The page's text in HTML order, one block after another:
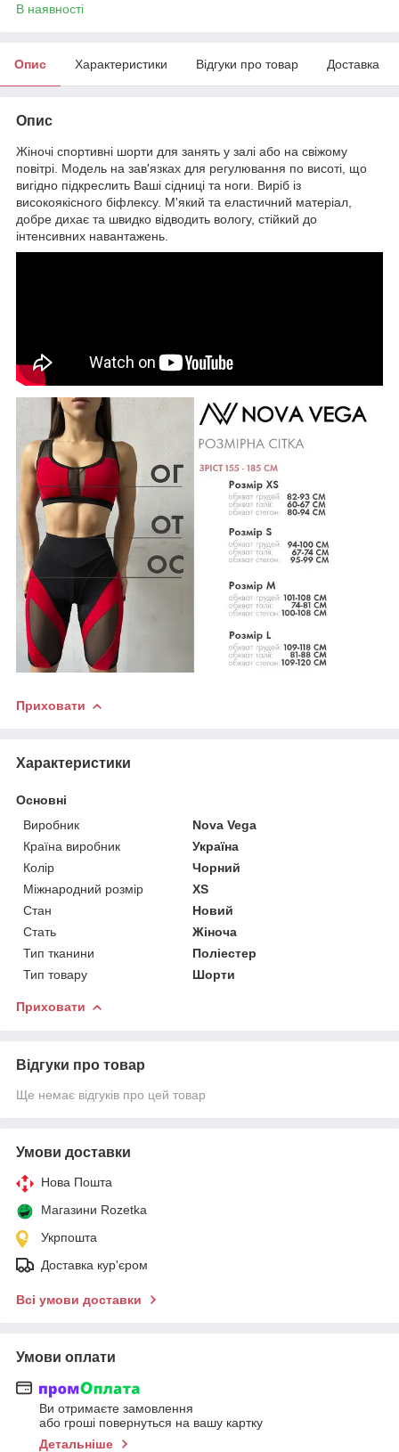
В наявності
Опис Характеристики Відгуки про товар Доставка
Опис
Жіночі спортивні шорти для занять у залі або на свіжому
повітрі. Модель на зав'язках для регулювання по висоті, що
вигідно підкреслить Ваші сідниці та ноги. Виріб із
високоякісного біфлексу. М'який та еластичний матеріал,
добре дихає та швидко відводить вологу, стійкий до
інтенсивних навантажень.
Приховати
Характеристики
Основні
Виробник
Nova Vega
Країна виробник
Україна
Колір
Чорний
Міжнародний розмір
XS
Стан
Новий
Стать
Жіноча
Тип тканини
Поліестер
Тип товару
Шорти
Приховати
Відгуки про товар
Ще немає відгуків про цей товар
Умови доставки
Нова Пошта
Магазини Rozetka
Укрпошта
Доставка кур'єром
Всі умови доставки
Умови оплати
Ви отримаєте замовлення
або гроші повернуться на вашу картку
Детальніше